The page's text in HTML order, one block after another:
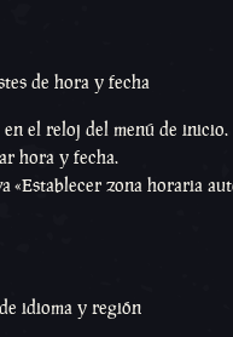
de hora y fecha
el reloj del menú de inicio.
hora y fecha.
«Establecer zona horaria
idioma y región